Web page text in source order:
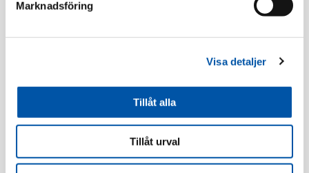
Marknadsföring
Visa detaljer
Tillåt alla
Tillåt urval
Ed-Wa Ed-Wa